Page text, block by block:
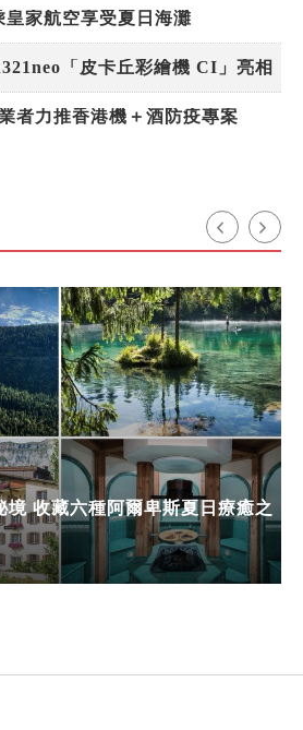
家航空享受夏日海灘
「皮卡丘彩繪機 CI」亮相
者力推香港機＋酒防疫專案
境 收藏六種阿爾卑斯夏日療癒之